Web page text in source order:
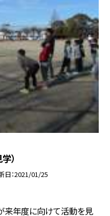
）
日 2021/01/25
来年度に向けて活動を見